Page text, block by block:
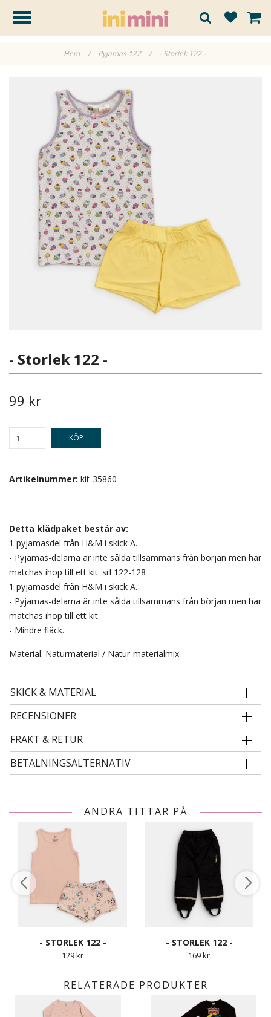
Hem / Pyjamas 122 / - Storlek 122 -
- Storlek 122 -
99 kr
KÖP
Artikelnummer: kit-35860
Detta klädpaket består av:
1 pyjamasdel från H&M i skick A.
- Pyjamas-delarna är inte sålda tillsammans från början men har
matchas ihop till ett kit. srl 122-128
1 pyjamasdel från H&M i skick A.
- Pyjamas-delarna är inte sålda tillsammans från början men har
matchas ihop till ett kit.
- Mindre fläck.
Material: Naturmaterial / Natur-materialmix.
SKICK & MATERIAL
RECENSIONER
FRAKT & RETUR
BETALNINGSALTERNATIV
ANDRA TITTAR PÅ
- STORLEK 122 -
129 kr
- STORLEK 122 -
169 kr
RELATERADE PRODUKTER